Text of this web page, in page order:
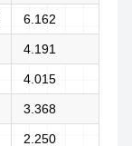
6.162
4.191
4.015
3.368
2.250